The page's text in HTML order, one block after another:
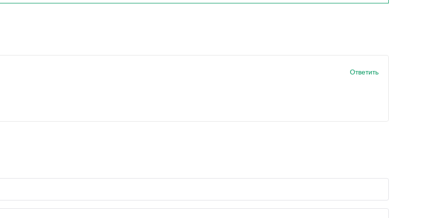
мод
против проклятий.
Ответить